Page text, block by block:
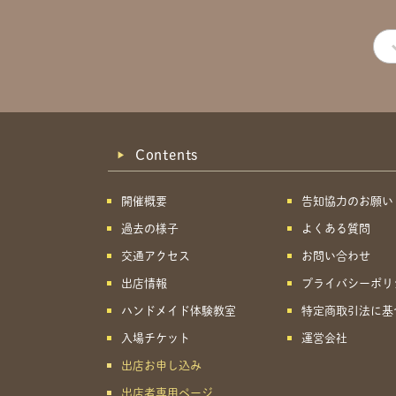
Contents
開催概要
過去の様子
交通アクセス
出店情報
ハンドメイド体験教室
入場チケット
出店お申し込み
出店者専用ページ
告知協力のお願い
よくある質問
お問い合わせ
プライバシーポリ
特定商取引法に基
運営会社